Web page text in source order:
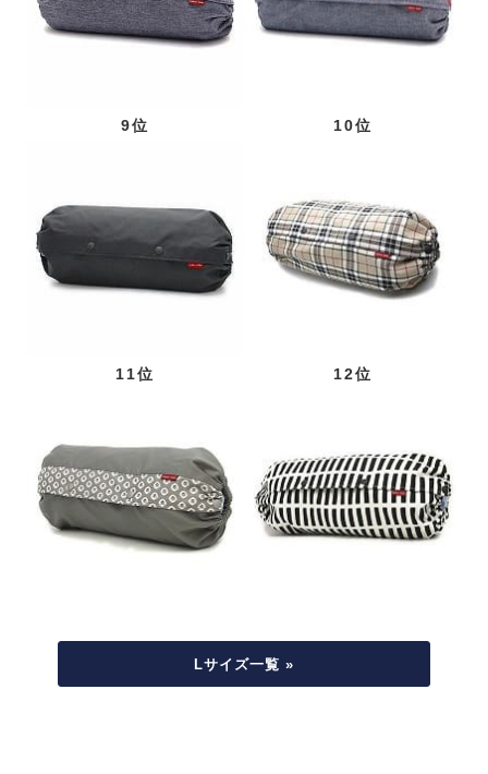
9位 10位
11位 12位
Lサイズ一覧 »